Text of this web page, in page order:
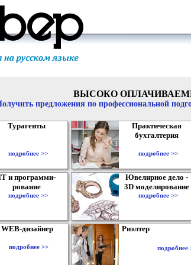
ВЫСОКО
предложения по профессиональной
Турагенты
подробнее >>
Практическая
бухгалтерия
подробнее >>
и программи-
рование
подробнее >>
Ювелирное дело -
3D моделирование
подробнее >>
WEB-дизайнер
подробнее >>
Риэлтер
подробнее